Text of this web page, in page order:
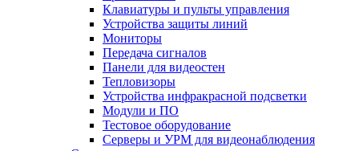
Клавиатуры и пульты управления
Устройства защиты линий
Мониторы
Передача сигналов
Панели для видеостен
Тепловизоры
Устройства инфракрасной подсветки
Модули и ПО
Тестовое оборудование
Серверы и УРМ для видеонаблюдения